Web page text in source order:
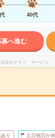
40代
募へ進む
会社テクノ・サービス
り 土日祝日が